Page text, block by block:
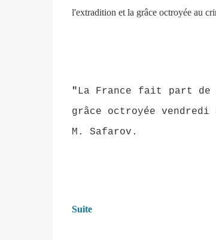
l'extradition et la grâce octroyée au
"La France fait part de
grâce octroyée
M. Safarov.
Suite